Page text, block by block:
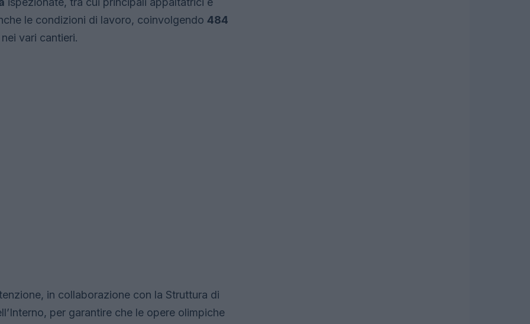
le condizioni di lavoro, coinvolgendo 484
vari cantieri.
in collaborazione con la Struttura di
per garantire che le opere olimpiche